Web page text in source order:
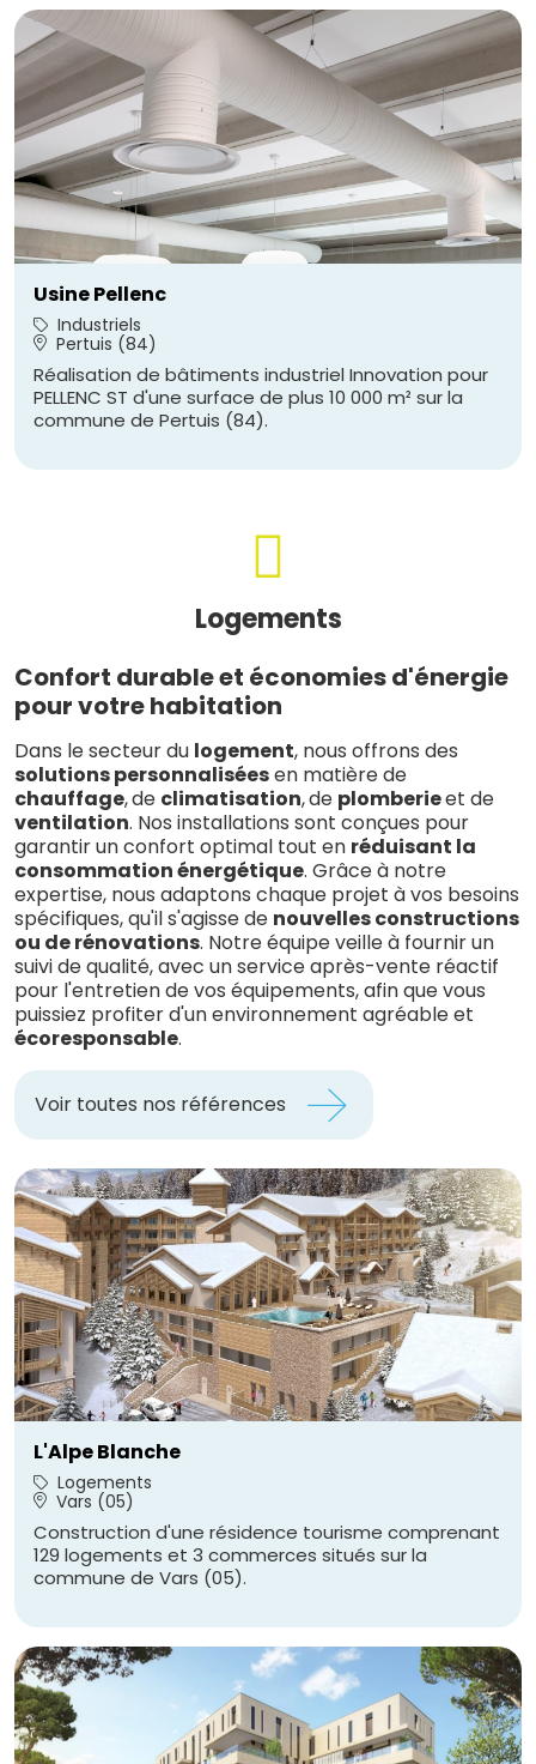
Usine Pellenc
Industriels
Pertuis (84)
Réalisation de bâtiments industriel Innovation pour
PELLENC ST d'une surface de plus 10 000 m² sur la
commune de Pertuis (84).
Logements
Confort durable et économies d'énergie
pour votre habitation
Dans le secteur du logement, nous offrons des
solutions personnaliséesen matière de
chauffage,de climatisation,de plomberieet de
ventilation. Nos installations sont conçues pour
garantir un confort optimal tout en réduisant la
consommation énergétique. Grâce à notre
expertise, nous adaptons chaque projet à vos besoins
spécifiques, qu'il s'agisse de nouvelles constructions
ou de rénovations. Notre équipe veille à fournir un
suivi de qualité, avec un service après-vente réactif
pour l'entretien de vos équipements, afin que vous
puissiez profiter d'un environnement agréable et
écoresponsable.
Voir toutes nos références
L'Alpe Blanche
Logements
Vars (05)
Construction d'une résidence tourisme comprenant
129 logements et 3 commerces situés sur la
commune de Vars (05).